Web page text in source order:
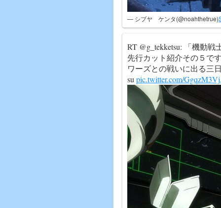
— シブヤ ケンタ(@noahthetrue)
RT @g_tekketsu: 「機動
先行カット紹介その５で
ワーズとの戦いに出る三
su pic.twitter.com/